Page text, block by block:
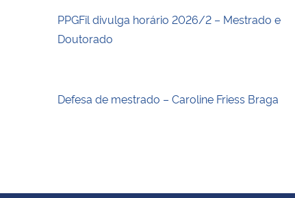
PPGFil divulga horário 2026/2 – Mestrado e
Doutorado
Defesa de mestrado – Caroline Friess Braga